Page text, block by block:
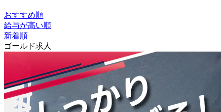
おすすめ順
給与が高い順
新着順
ゴールド求人